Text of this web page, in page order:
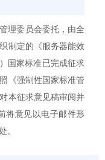
理委员会委托，由全
制定的《服务器能效
国家标准已完成征求
《强制性国家标准管
本征求意见稿审阅并
将意见以电子邮件形
。